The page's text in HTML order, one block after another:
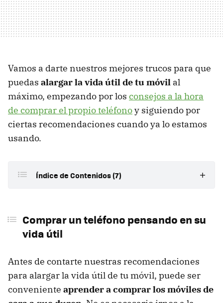
Vamos a darte nuestros mejores trucos para que
puedas alargar la vida útil de tu móvil al
máximo, empezando por los consejos a la hora
de comprar el propio teléfonoy siguiendo por
ciertas recomendaciones cuando ya lo estamos
usando.
Índice de Contenidos (7)
Usa tu móvil con cabeza
Cuidado con el calor
Cuanto más le exijas al teléfono, mayor desgaste
No lleves la memoria interna al límite
Actualiza tu teléfono
Comprar un teléfono pensando en su
vida útil
Antes de contarte nuestras recomendaciones
para alargar la vida útil de tu móvil, puede ser
conveniente aprender a comprar los móviles de